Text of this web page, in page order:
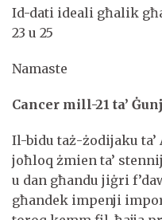
Id-dati ideali għalik
23 u 25
Namaste
Cancer mill-21 ta’
Il-bidu taż-żodijaku ta’
joħloq żmien ta’
u dan għandu jiġri
għandek impenji